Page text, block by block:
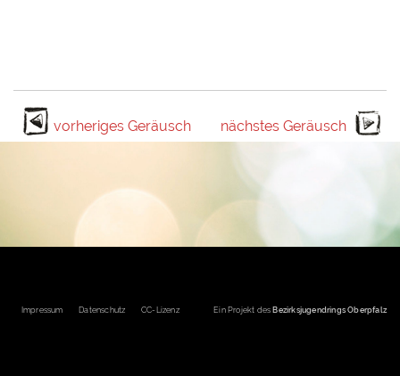
vorheriges Geräusch nächstes Geräusch
Impressum Datenschutz CC-Lizenz Ein Projekt des Bezirksjugendrings Oberpfalz